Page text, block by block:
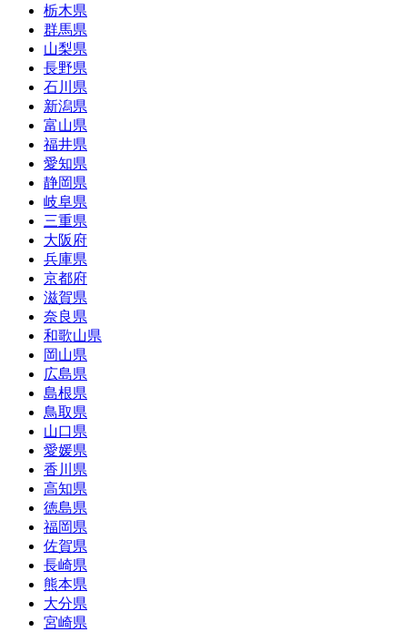
栃木県
群馬県
山梨県
長野県
石川県
新潟県
富山県
福井県
愛知県
静岡県
岐阜県
三重県
大阪府
兵庫県
京都府
滋賀県
奈良県
和歌山県
岡山県
広島県
島根県
鳥取県
山口県
愛媛県
香川県
高知県
徳島県
福岡県
佐賀県
長崎県
熊本県
大分県
宮崎県